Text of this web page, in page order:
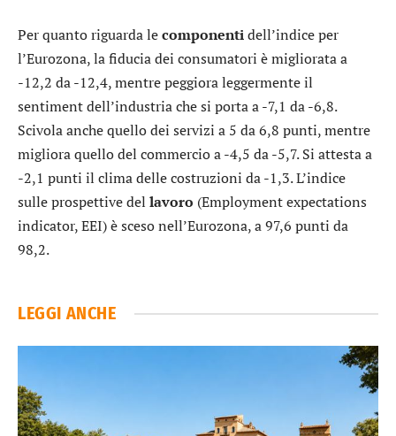
Per quanto riguarda lecomponentidell’indice per
l’Eurozona, la fiducia dei consumatori è migliorata a
-12,2 da -12,4, mentre peggiora leggermente il
sentiment dell’industria che si porta a -7,1 da -6,8.
Scivola anche quello dei servizi a 5 da 6,8 punti, mentre
migliora quello del commercio a -4,5 da -5,7. Si attesta a
-2,1 punti il clima delle costruzioni da -1,3. L’indice
sulle prospettive del lavoro (Employment expectations
indicator, EEI) è sceso nell’Eurozona, a 97,6 punti da
98,2.
LEGGI ANCHE